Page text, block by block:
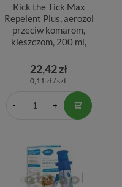
Kick the Tick Max
Repelent Plus, aerozol
przeciw komarom,
kleszczom, 200 ml,
22,42 zł
0,11 zł / szt.